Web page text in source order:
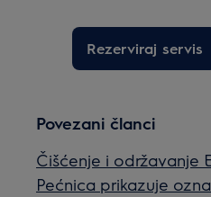
Rezerviraj servis
Povezani članci
Čišćenje i održavanje
Pećnica prikazuje